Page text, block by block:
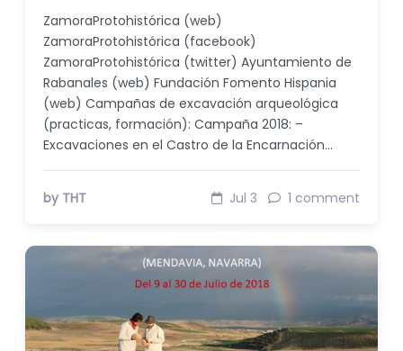
ZamoraProtohistórica (web)
ZamoraProtohistórica (facebook)
ZamoraProtohistórica (twitter) Ayuntamiento de
Rabanales (web) Fundación Fomento Hispania
(web) Campañas de excavación arqueológica
(practicas, formación): Campaña 2018: –
Excavaciones en el Castro de la Encarnación…
by THT Jul 3 1 comment